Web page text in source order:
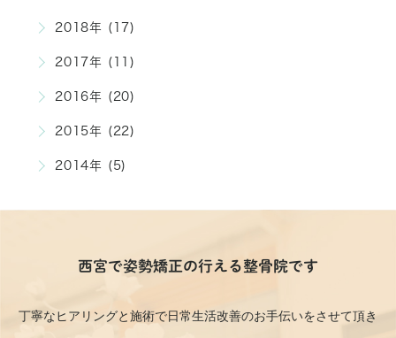
2018年 (17)
2017年 (11)
2016年 (20)
2015年 (22)
2014年 (5)
西宮で姿勢矯正の行える整骨院です
丁寧なヒアリングと施術で日常生活改善のお手伝いをさせて頂き